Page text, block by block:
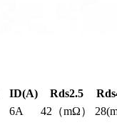
ID(A) Rds2.5
6A 42（mΩ）